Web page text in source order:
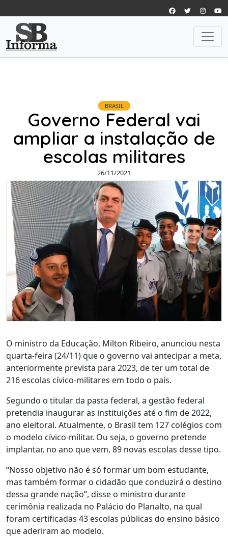
BRASIL
Governo Federal vai
ampliar a instalação de
escolas militares
26/11/2021
O ministro da Educação, Milton Ribeiro, anunciou nesta
quarta-feira (24/11) que o governo vai antecipar a meta,
anteriormente prevista para 2023, de ter um total de
216 escolas cívico-militares em todo o país.
Segundo o titular da pasta federal, a gestão federal
pretendia inaugurar as instituições até o fim de 2022,
ano eleitoral. Atualmente, o Brasil tem 127 colégios com
o modelo cívico-militar. Ou seja, o governo pretende
implantar, no ano que vem, 89 novas escolas desse tipo.
“Nosso objetivo não é só formar um bom estudante,
mas também formar o cidadão que conduzirá o destino
dessa grande nação”, disse o ministro durante
cerimônia realizada no Palácio do Planalto, na qual
foram certificadas 43 escolas públicas do ensino básico
que aderiram ao modelo.